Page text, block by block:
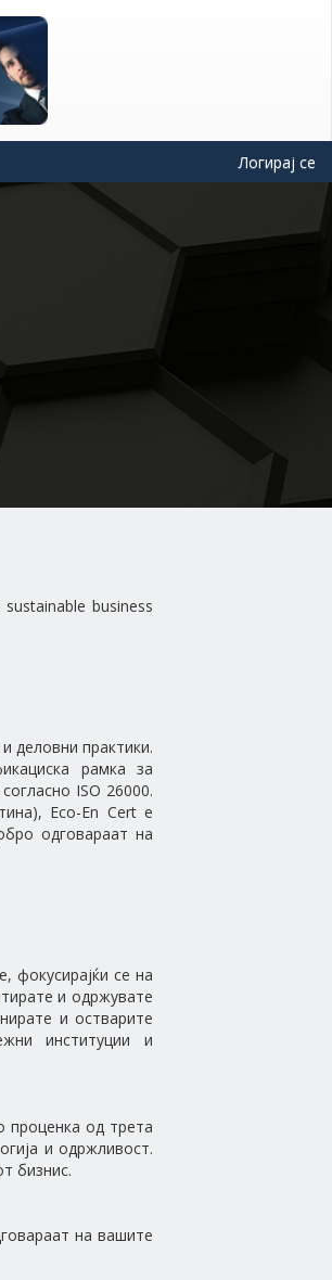
Логирај се
business
деловни практики.
рамка за
ISO 26000.
Eco-En Cert е
одговараат на
фокусирајќи се на
и одржувате
и остварите
институции и
проценка од трета
и одржливост.
бизнис.
на вашите